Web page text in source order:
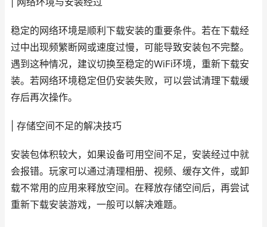
稳定的网络环境是顺利下载安装的重要条件。若在下载经
过中出现频繁断网或速度过慢，可能导致安装包不完整。
遇到这种情况，建议切换至稳定的WiFi环境，重新下载安
装。若网络环境稳定但仍安装失败，可以尝试清理下载缓
存后再次操作。
| 存储空间不足的解决技巧
安装包体积较大，如果设备可用空间不足，安装经过中就
会报错。玩家可以通过清理相册、视频、缓存文件，或卸
载不常用的应用来释放空间。在释放存储空间后，再尝试
重新下载安装游戏，一般可以解决难题。